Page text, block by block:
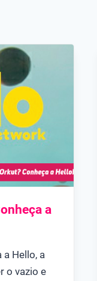
a
Hello, a
o vazio e